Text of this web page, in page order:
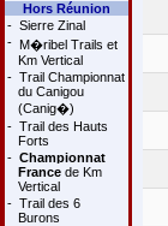
Hors Réunion
- Sierre Zinal
- M�ribel Trails et
Km Vertical
- Trail Championnat
du Canigou
(Canig�)
- Trail des Hauts
Forts
- Championnat
Francede Km
Vertical
- Trail des 6
Burons